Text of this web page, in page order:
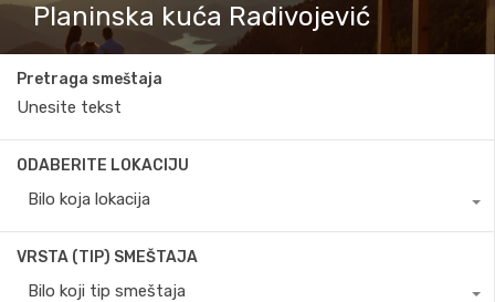
Planinska kuća Radivojević
Pretraga smeštaja
ODABERITE LOKACIJU
Bilo koja lokacija
VRSTA (TIP) SMEŠTAJA
Bilo koji tip smeštaja